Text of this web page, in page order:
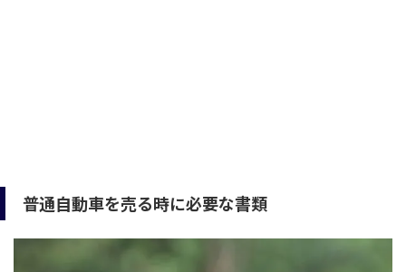
普通自動車を売る時に必要な書類